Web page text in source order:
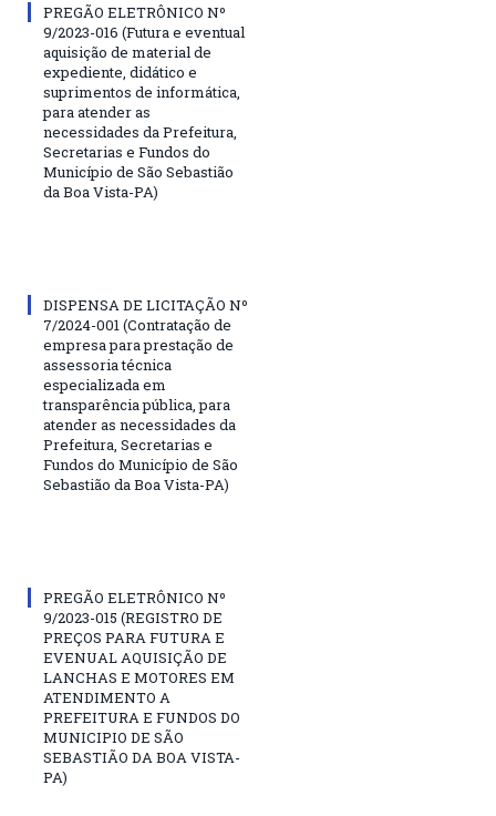
PREGÃO ELETRÔNICO Nº
9/2023-016 (Futura e eventual
aquisição de material de
expediente, didático e
suprimentos de informática,
para atender as
necessidades da Prefeitura,
Secretarias e Fundos do
Município de São Sebastião
da Boa Vista-PA)
DISPENSA DE LICITAÇÃO Nº
7/2024-001 (Contratação de
empresa para prestação de
assessoria técnica
especializada em
transparência pública, para
atender as necessidades da
Prefeitura, Secretarias e
Fundos do Município de São
Sebastião da Boa Vista-PA)
PREGÃO ELETRÔNICO Nº
9/2023-015 (REGISTRO DE
PREÇOS PARA FUTURA E
EVENUAL AQUISIÇÃO DE
LANCHAS E MOTORES EM
ATENDIMENTO A
PREFEITURA E FUNDOS DO
MUNICIPIO DE SÃO
SEBASTIÃO DA BOA VISTA-
PA)